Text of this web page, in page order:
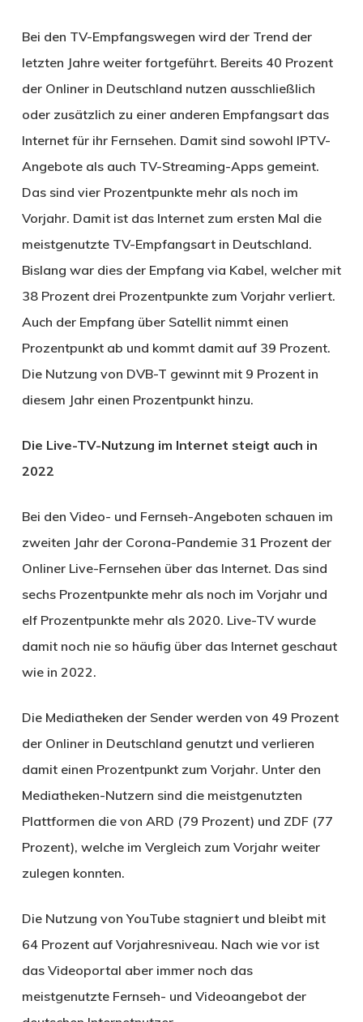
Bei den TV-Empfangswegen wird der Trend der
letzten Jahre weiter fortgeführt. Bereits 40 Prozent
der Onliner in Deutschland nutzen ausschließlich
oder zusätzlich zu einer anderen Empfangsart das
Internet für ihr Fernsehen. Damit sind sowohl IPTV-
Angebote als auch TV-Streaming-Apps gemeint.
Das sind vier Prozentpunkte mehr als noch im
Vorjahr. Damit ist das Internet zum ersten Mal die
meistgenutzte TV-Empfangsart in Deutschland.
Bislang war dies der Empfang via Kabel, welcher mit
38 Prozent drei Prozentpunkte zum Vorjahr verliert.
Auch der Empfang über Satellit nimmt einen
Prozentpunkt ab und kommt damit auf 39 Prozent.
Die Nutzung von DVB-T gewinnt mit 9 Prozent in
diesem Jahr einen Prozentpunkt hinzu.
Die Live-TV-Nutzung im Internet steigt auch in
2022
Bei den Video- und Fernseh-Angeboten schauen im
zweiten Jahr der Corona-Pandemie 31 Prozent der
Onliner Live-Fernsehen über das Internet. Das sind
sechs Prozentpunkte mehr als noch im Vorjahr und
elf Prozentpunkte mehr als 2020. Live-TV wurde
damit noch nie so häufig über das Internet geschaut
wie in 2022.
Die Mediatheken der Sender werden von 49 Prozent
der Onliner in Deutschland genutzt und verlieren
damit einen Prozentpunkt zum Vorjahr. Unter den
Mediatheken-Nutzern sind die meistgenutzten
Plattformen die von ARD (79 Prozent) und ZDF (77
Prozent), welche im Vergleich zum Vorjahr weiter
zulegen konnten.
Die Nutzung von YouTube stagniert und bleibt mit
64 Prozent auf Vorjahresniveau. Nach wie vor ist
das Videoportal aber immer noch das
meistgenutzte Fernseh- und Videoangebot der